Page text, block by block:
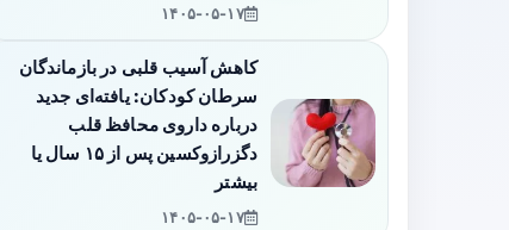
۱۴۰۵-۰۵-۱۷
کاهش آسیب قلبی در بازماندگان
سرطان کودکان: یافته‌ای جدید
درباره داروی محافظ قلب
دگزرازوکسین پس از ۱۵ سال یا
بیشتر
۱۴۰۵-۰۵-۱۷